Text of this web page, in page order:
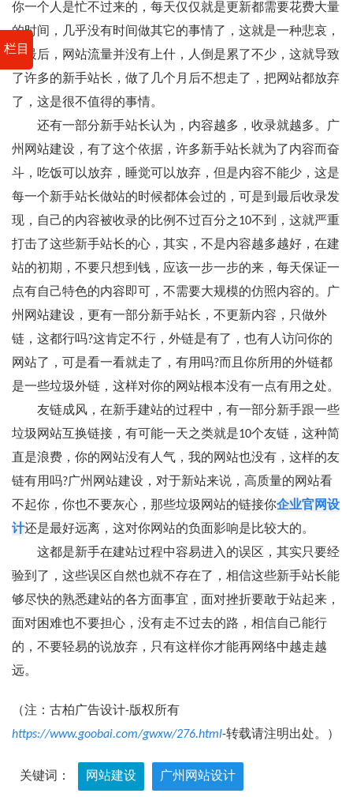
栏目
你一个人是忙不过来的，每天仅仅就是更新都需要花费大量
的时间，几乎没有时间做其它的事情了，这就是一种悲哀，
到最后，网站流量并没有上什，人倒是累了不少，这就导致
了许多的新手站长，做了几个月后不想走了，把网站都放弃
了，这是很不值得的事情。
还有一部分新手站长认为，内容越多，收录就越多。广
州网站建设，有了这个依据，许多新手站长就为了内容而奋
斗，吃饭可以放弃，睡觉可以放弃，但是内容不能少，这是
每一个新手站长做站的时候都体会过的，可是到最后收录发
现，自己的内容被收录的比例不过百分之10不到，这就严重
打击了这些新手站长的心，其实，不是内容越多越好，在建
站的初期，不要只想到钱，应该一步一步的来，每天保证一
点有自己特色的内容即可，不需要大规模的仿照内容的。广
州网站建设，更有一部分新手站长，不更新内容，只做外
链，这都行吗?这肯定不行，外链是有了，也有人访问你的
网站了，可是看一看就走了，有用吗?而且你所用的外链都
是一些垃圾外链，这样对你的网站根本没有一点有用之处。
友链成风，在新手建站的过程中，有一部分新手跟一些
垃圾网站互换链接，有可能一天之类就是10个友链，这种简
直是浪费，你的网站没有人气，我的网站也没有，这样的友
链有用吗?广州网站建设，对于新站来说，高质量的网站看
不起你，你也不要灰心，那些垃圾网站的链接你企业官网设
计还是最好远离，这对你网站的负面影响是比较大的。
这都是新手在建站过程中容易进入的误区，其实只要经
验到了，这些误区自然也就不存在了，相信这些新手站长能
够尽快的熟悉建站的各方面事宜，面对挫折要敢于站起来，
面对困难也不要担心，没有走不过去的路，相信自己能行
的，不要轻易的说放弃，只有这样你才能再网络中越走越
远。
（注：古柏广告设计-版权所有
https://www.goobai.com/gwxw/276.html-转载请注明出处。）
关键词： 网站建设 广州网站设计